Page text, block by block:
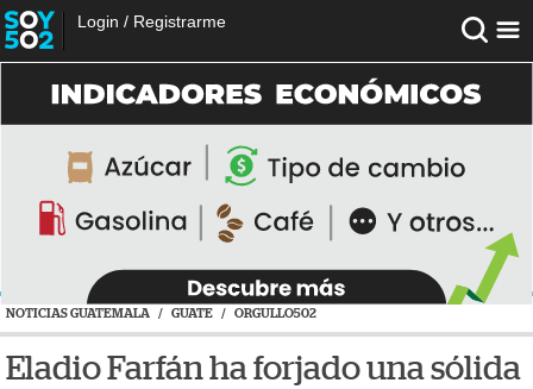
Login / Registrarme
NOTICIAS GUATEMALA / GUATE / ORGULLO502
Eladio Farfán ha forjado una sólida